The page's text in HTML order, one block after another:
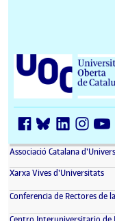
Universitat Oberta de
Associació Catalana
Xarxa Vives d'Universitats
Conferencia de Rectores de